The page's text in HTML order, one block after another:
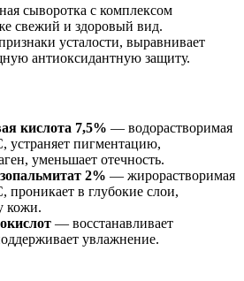
сыворотка с комплексом
свежий и здоровый вид.
усталости, выравнивает
антиоксидантную защиту.
кислота 7,5% — водорастворимая
устраняет пигментацию,
уменьшает отечность.
2% — жирорастворимая
проникает в глубокие слои,
кожи.
— восстанавливает
увлажнение.